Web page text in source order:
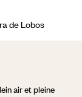
de Lobos
air et pleine